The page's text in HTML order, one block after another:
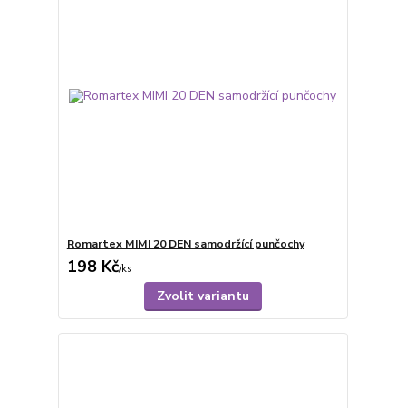
Romartex MIMI 20 DEN samodržící punčochy
198 Kč/ks
Zvolit variantu